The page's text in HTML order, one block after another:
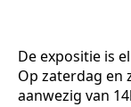
De expositie is
Op zaterdag en
aanwezig van